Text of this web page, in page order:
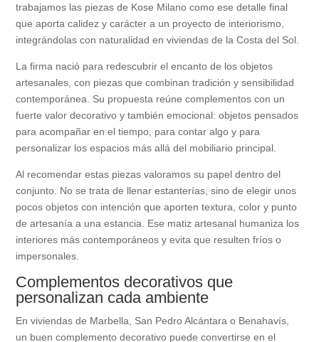
trabajamos las piezas de Kose Milano como ese detalle final
que aporta calidez y carácter a un proyecto de interiorismo,
integrándolas con naturalidad en viviendas de la Costa del Sol.
La firma nació para redescubrir el encanto de los objetos
artesanales, con piezas que combinan tradición y sensibilidad
contemporánea. Su propuesta reúne complementos con un
fuerte valor decorativo y también emocional: objetos pensados
para acompañar en el tiempo, para contar algo y para
personalizar los espacios más allá del mobiliario principal.
Al recomendar estas piezas valoramos su papel dentro del
conjunto. No se trata de llenar estanterías, sino de elegir unos
pocos objetos con intención que aporten textura, color y punto
de artesanía a una estancia. Ese matiz artesanal humaniza los
interiores más contemporáneos y evita que resulten fríos o
impersonales.
Complementos decorativos que
personalizan cada ambiente
En viviendas de Marbella, San Pedro Alcántara o Benahavís,
un buen complemento decorativo puede convertirse en el